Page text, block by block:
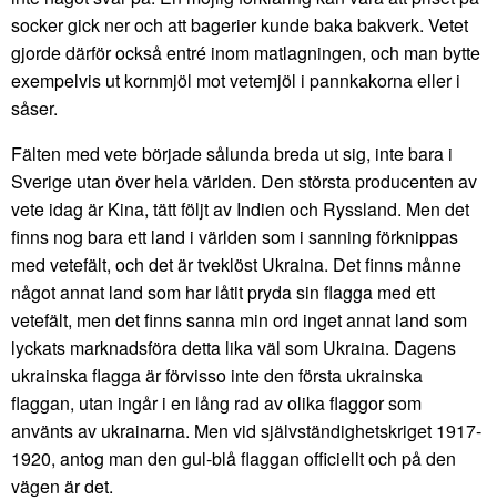
socker gick ner och att bagerier kunde baka bakverk. Vetet
gjorde därför också entré inom matlagningen, och man bytte
exempelvis ut kornmjöl mot vetemjöl i pannkakorna eller i
såser.
Fälten med vete började sålunda breda ut sig, inte bara i
Sverige utan över hela världen. Den största producenten av
vete idag är Kina, tätt följt av Indien och Ryssland. Men det
finns nog bara ett land i världen som i sanning förknippas
med vetefält, och det är tveklöst Ukraina. Det finns månne
något annat land som har låtit pryda sin flagga med ett
vetefält, men det finns sanna min ord inget annat land som
lyckats marknadsföra detta lika väl som Ukraina. Dagens
ukrainska flagga är förvisso inte den första ukrainska
flaggan, utan ingår i en lång rad av olika flaggor som
använts av ukrainarna. Men vid självständighetskriget 1917-
1920, antog man den gul-blå flaggan officiellt och på den
vägen är det.